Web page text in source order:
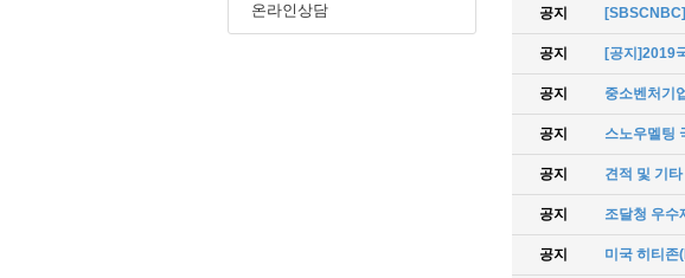
산업용히터
부속자재
온라인상담 공지
공지 [공지]2019
공지 중소벤처기
공지 스노우멜팅
공지 견적 및 기
공지 조달청 우수
공지 미국 히티존